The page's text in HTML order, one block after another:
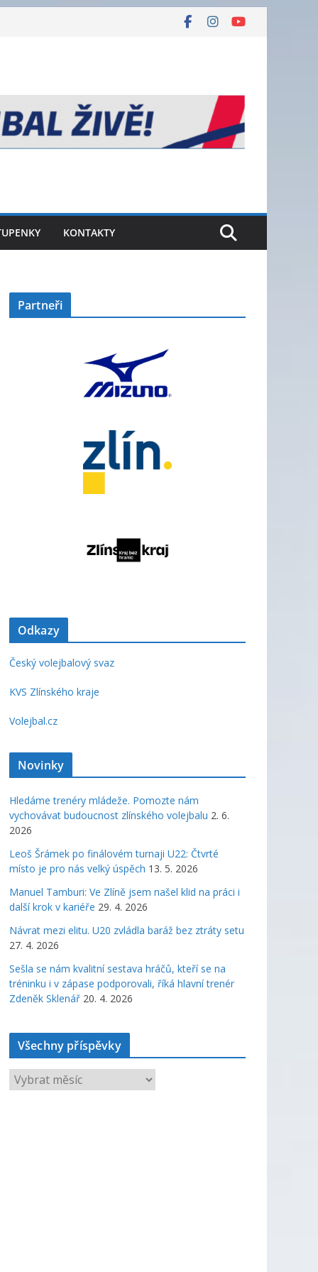
KONTAKTY
Partneři
Odkazy
Český volejbalový svaz
KVS Zlínského kraje
Volejbal.cz
Novinky
Hledáme trenéry mládeže. Pomozte nám
vychovávat budoucnost zlínského volejbalu 2. 6.
2026
Leoš Šrámek po finálovém turnaji U22: Čtvrté
místo je pro nás velký úspěch 13. 5. 2026
Manuel Tamburi: Ve Zlíně jsem našel klid na práci i
další krok v kariéře 29. 4. 2026
Návrat mezi elitu. U20 zvládla baráž bez ztráty setu
27. 4. 2026
Sešla se nám kvalitní sestava hráčů, kteří se na
tréninku i v zápase podporovali, říká hlavní trenér
Zdeněk Sklenář 20. 4. 2026
Všechny příspěvky